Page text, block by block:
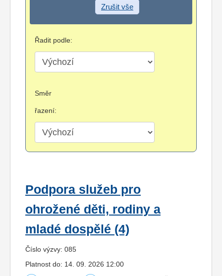
Zrušit vše
Řadit podle:
Směr
řazení:
Podpora služeb pro
ohrožené děti, rodiny a
mladé dospělé (4)
Číslo výzvy: 085
Platnost do: 14. 09. 2026 12:00